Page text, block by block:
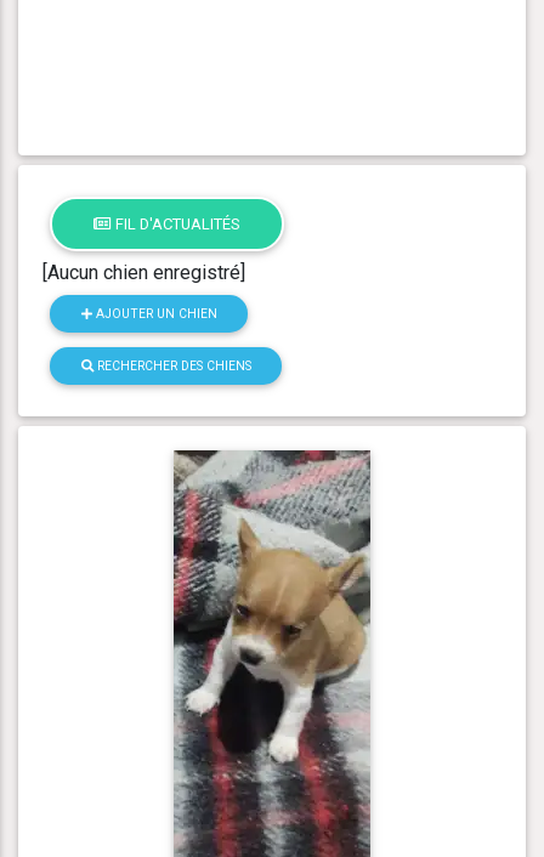
FIL D'ACTUALITÉS
[Aucun chien enregistré]
AJOUTER UN CHIEN
RECHERCHER DES CHIENS